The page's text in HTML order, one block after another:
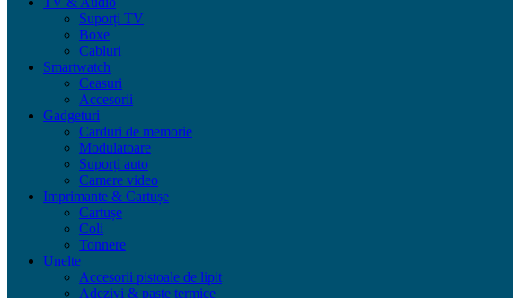
Suporți TV
Boxe
Cabluri
Smartwatch
Ceasuri
Accesorii
Gadgeturi
Carduri de memorie
Modulatoare
Suporți auto
Camere video
Imprimante & Cartușe
Cartușe
Coli
Tonnere
Unelte
Accesorii pistoale de lipit
Adezivi & paste termice